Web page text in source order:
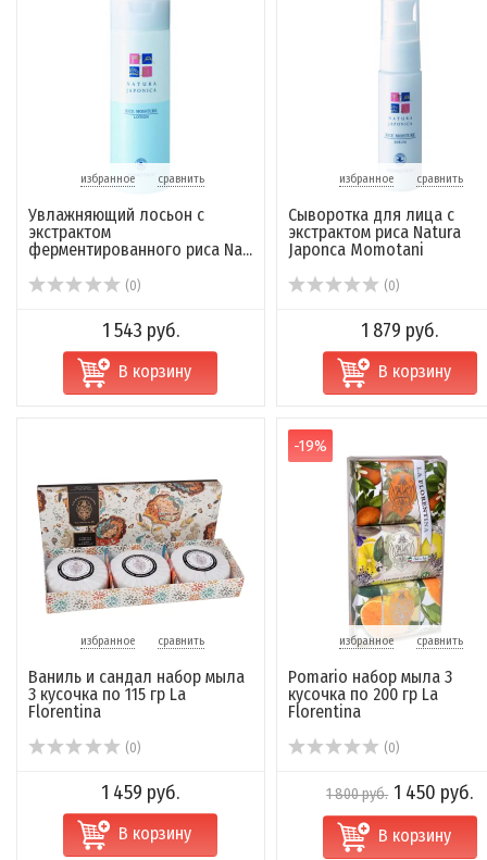
избранное сравнить
Увлажняющий лосьон с
экстрактом
ферментированного риса Na...
(0)
1 543 руб.
В корзину
избранное сравнить
Сыворотка для лица с
экстрактом риса Natura
Japonca Momotani
(0)
1 879 руб.
В корзину
избранное сравнить
Ваниль и сандал набор мыла
3 кусочка по 115 гр La
Florentina
(0)
1 459 руб.
В корзину
-19%
избранное сравнить
Pomario набор мыла 3
кусочка по 200 гр La
Florentina
(0)
1 800 руб. 1 450 руб.
В корзину